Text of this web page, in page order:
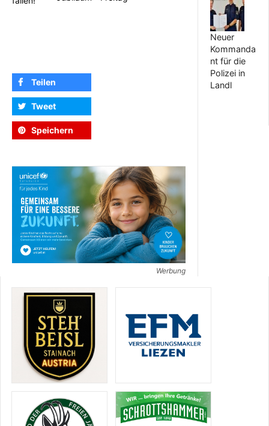
Teilen
Tweet
Speichern
Werbung
Neuer
Kommanda
nt für die
Polizei in
Landl